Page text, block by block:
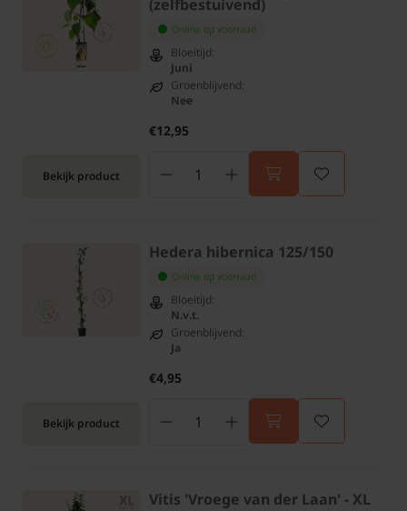
Bekijk product
(zelfbestuivend)
Online op voorraad
Bloeitijd:
Juni
Groenblijvend:
Nee
€12,95
Bekijk product
Hedera hibernica 125/150
Online op voorraad
Bloeitijd:
N.v.t.
Groenblijvend:
Ja
€4,95
Vitis 'Vroege van der Laan' - XL